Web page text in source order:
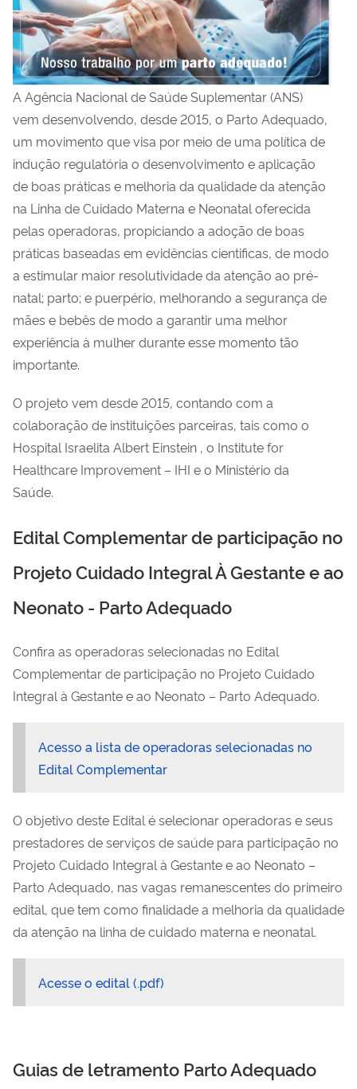
A Agência Nacional de Saúde Suplementar (ANS)
vem desenvolvendo, desde 2015, o Parto Adequado,
um movimento que visa por meio de uma política de
indução regulatória o desenvolvimento e aplicação
de boas práticas e melhoria da qualidade da atenção
na Linha de Cuidado Materna e Neonatal oferecida
pelas operadoras, propiciando a adoção de boas
práticas baseadas em evidências cientificas, de modo
a estimular maior resolutividade da atenção ao pré-
natal; parto; e puerpério, melhorando a segurança de
mães e bebês de modo a garantir uma melhor
experiência à mulher durante esse momento tão
importante.
O projeto vem desde 2015, contando com a
colaboração de instituições parceiras, tais como o
Hospital Israelita Albert Einstein , o Institute for
Healthcare Improvement – IHI e o Ministério da
Saúde.
Edital Complementar de participação no
Projeto Cuidado Integral À Gestante e ao
Neonato - Parto Adequado
Confira as operadoras selecionadas no Edital
Complementar de participação no Projeto Cuidado
Integral à Gestante e ao Neonato – Parto Adequado.
Acesso a lista de operadoras selecionadas no
Edital Complementar
O objetivo deste Edital é selecionar operadoras e seus
prestadores de serviços de saúde para participação no
Projeto Cuidado Integral à Gestante e ao Neonato –
Parto Adequado, nas vagas remanescentes do primeiro
edital, que tem como finalidade a melhoria da qualidade
da atenção na linha de cuidado materna e neonatal.
Acesse o edital (.pdf)
Guias de letramento Parto Adequado